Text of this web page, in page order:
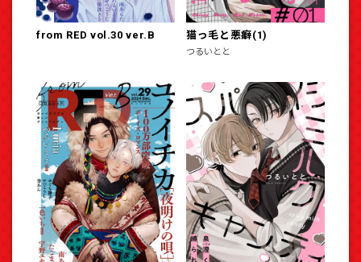
from RED vol.30 ver.B 猫っ毛と悪癖(1)
つるいとと